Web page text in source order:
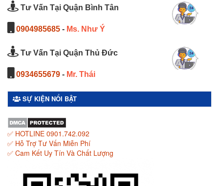
Tư Vấn Tại Quận Bình Tân
0904985685 - Ms. Như Ý
Tư Vấn Tại Quận Thủ Đức
0934655679 - Mr. Thái
SỰ KIỆN NỔI BẬT
✅ HOTLINE 0901.742.092
✅ Hỗ Trợ Tư Vấn Miễn Phí
✅ Cam Kết Uy Tín Và Chất Lượng